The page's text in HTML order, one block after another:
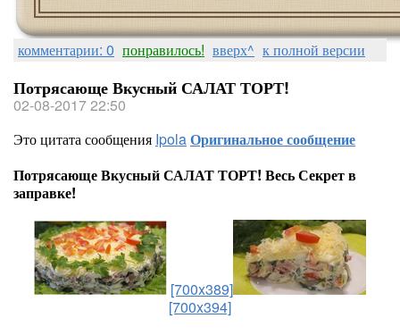
комментарии: 0 понравилось! вверх^ к полной версии
Потрясающе Вкусный САЛАТ ТОРТ!
02-08-2017 22:50
Это цитата сообщения IpolaОригинальное сообщение
Потрясающе Вкусный САЛАТ ТОРТ! Весь Секрет в
заправке!
[700x389]
[700x394]